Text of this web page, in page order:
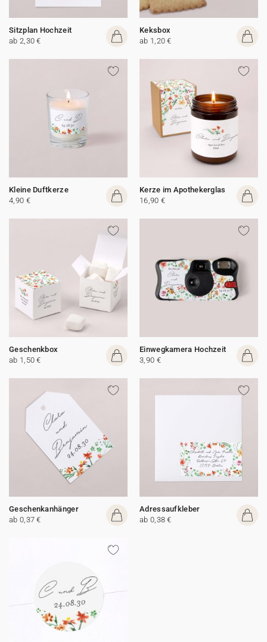
Sitzplan Hochzeit
ab 2,30 €
Keksbox
ab 1,20 €
Kleine Duftkerze
4,90 €
Kerze im Apothekerglas
16,90 €
Geschenkbox
ab 1,50 €
Einwegkamera Hochzeit
3,90 €
Geschenkanhänger
ab 0,37 €
Adressaufkleber
ab 0,38 €